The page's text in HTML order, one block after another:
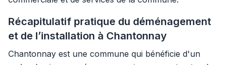
Récapitulatif pratique du déménagement
et de l’installation à Chantonnay
Chantonnay est une commune qui bénéficie d'un